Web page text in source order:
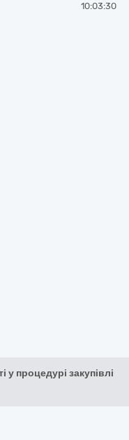
10:03:30
у процедурі закупівлі